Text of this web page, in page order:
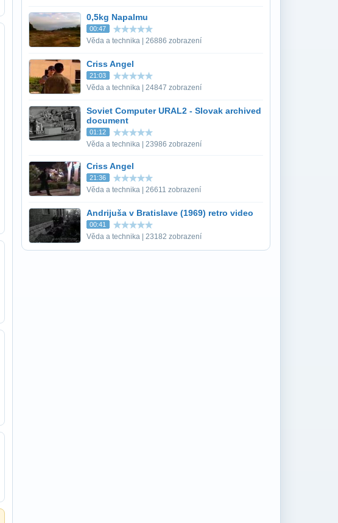
0,5kg Napalmu
00:47
Věda a technika | 26886 zobrazení
Criss Angel
21:03
Věda a technika | 24847 zobrazení
Soviet Computer URAL2 - Slovak archived
document
01:12
Věda a technika | 23986 zobrazení
Criss Angel
21:36
Věda a technika | 26611 zobrazení
Andrijuša v Bratislave (1969) retro video
00:41
Věda a technika | 23182 zobrazení